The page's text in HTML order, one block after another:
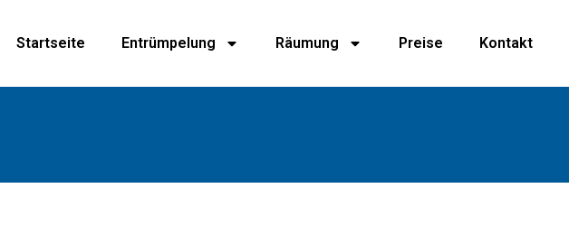
Startseite Entrümpelung Räumung Preise Kontakt